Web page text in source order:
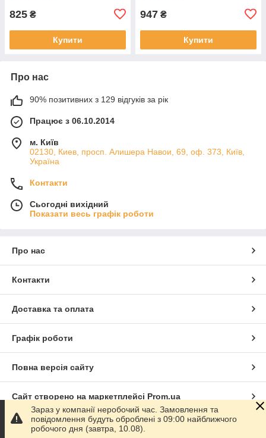
825 ₴
Купити
947 ₴
Купити
Про нас
90% позитивних з 129 відгуків за рік
Працює з 06.10.2014
м. Київ
02130, Киев, просп. Алишера Навои, 69, оф. 373, Київ,
Україна
Контакти
Сьогодні вихідний
Показати весь графік роботи
Про нас
Контакти
Доставка та оплата
Графік роботи
Повна версія сайту
Сайт створено на маркетплейсі Prom.ua
Політика конфіденційності
Зараз у компанії неробочий час. Замовлення та
повідомлення будуть оброблені з 09:00 найближчого
робочого дня (завтра, 10.08).